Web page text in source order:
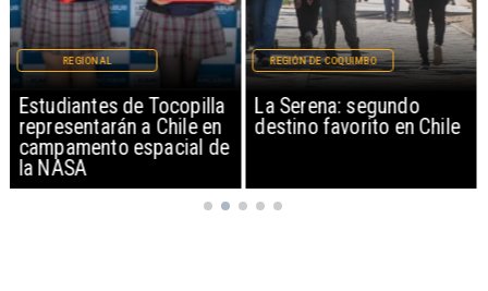
Estudiantes de Tocopilla
representarán a Chile en
campamento espacial de
la NASA
REGIONAL
La Serena: segundo
destino favorito en Chile
REGIÓN DE COQUIMBO